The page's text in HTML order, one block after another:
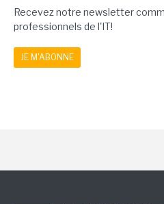
Recevez notre newsletter
professionnels de l'IT!
JE M'ABONNE